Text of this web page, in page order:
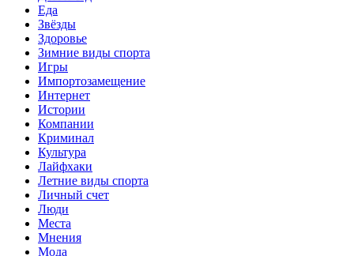
Еда
Звёзды
Здоровье
Зимние виды спорта
Игры
Импортозамещение
Интернет
Истории
Компании
Криминал
Культура
Лайфхаки
Летние виды спорта
Личный счет
Люди
Места
Мнения
Мода